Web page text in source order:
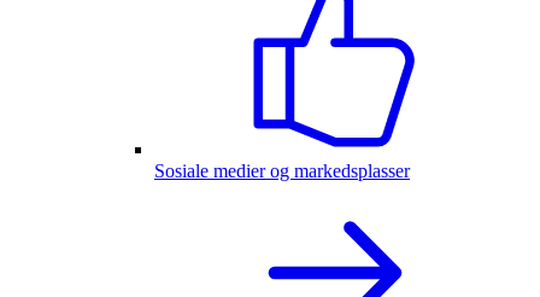
Sosiale medier og markedsplasser